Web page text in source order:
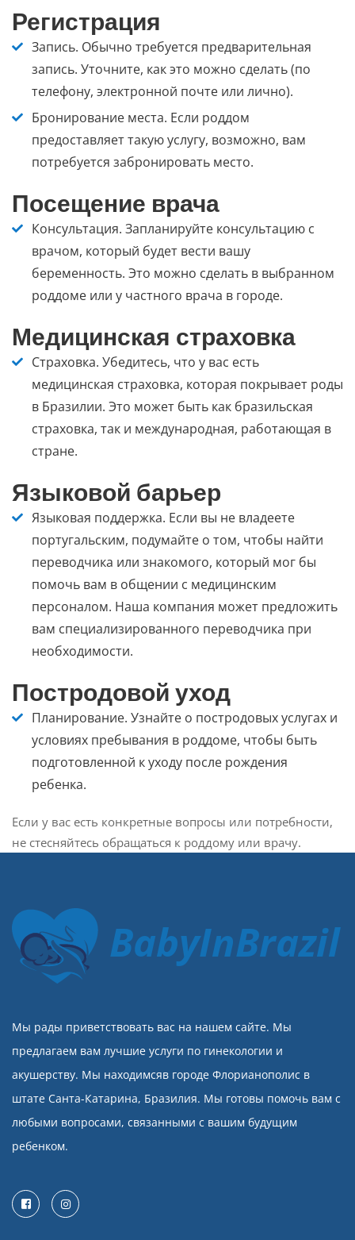
Регистрация
Запись. Обычно требуется предварительная
запись. Уточните, как это можно сделать (по
телефону, электронной почте или лично).
Бронирование места. Если роддом
предоставляет такую услугу, возможно, вам
потребуется забронировать место.
Посещение врача
Консультация. Запланируйте консультацию с
врачом, который будет вести вашу
беременность. Это можно сделать в выбранном
роддоме или у частного врача в городе.
Медицинская страховка
Страховка. Убедитесь, что у вас есть
медицинская страховка, которая покрывает роды
в Бразилии. Это может быть как бразильская
страховка, так и международная, работающая в
стране.
Языковой барьер
Языковая поддержка. Если вы не владеете
португальским, подумайте о том, чтобы найти
переводчика или знакомого, который мог бы
помочь вам в общении с медицинским
персоналом. Наша компания может предложить
вам специализированного переводчика при
необходимости.
Постродовой уход
Планирование. Узнайте о постродовых услугах и
условиях пребывания в роддоме, чтобы быть
подготовленной к уходу после рождения
ребенка.
Если у вас есть конкретные вопросы или потребности,
не стесняйтесь обращаться к роддому или врачу.
BabyInBrazil
Мы рады приветствовать вас на нашем сайте. Мы
предлагаем вам лучшие услуги по гинекологии и
акушерству. Мы находимсяв городе Флорианополис в
штате Санта-Катарина, Бразилия. Мы готовы помочь вам с
любыми вопросами, связанными с вашим будущим
ребенком.
FacebookInstagram